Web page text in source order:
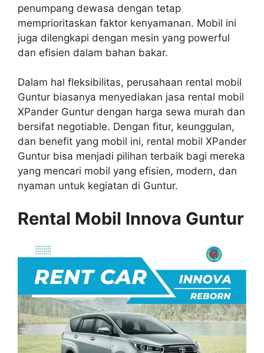
penumpang dewasa dengan tetap
memprioritaskan faktor kenyamanan. Mobil ini
juga dilengkapi dengan mesin yang powerful
dan efisien dalam bahan bakar.
Dalam hal fleksibilitas, perusahaan rental mobil
Guntur biasanya menyediakan jasa rental mobil
XPander Guntur dengan harga sewa murah dan
bersifat negotiable. Dengan fitur, keunggulan,
dan benefit yang mobil ini, rental mobil XPander
Guntur bisa menjadi pilihan terbaik bagi mereka
yang mencari mobil yang efisien, modern, dan
nyaman untuk kegiatan di Guntur.
Rental Mobil Innova Guntur